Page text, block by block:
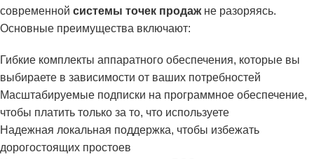
современной системы точек продажне разоряясь.
Основные преимущества включают:
Гибкие комплекты аппаратного обеспечения, которые вы
выбираете в зависимости от ваших потребностей
Масштабируемые подписки на программное обеспечение,
чтобы платить только за то, что используете
Надежная локальная поддержка, чтобы избежать
дорогостоящих простоев